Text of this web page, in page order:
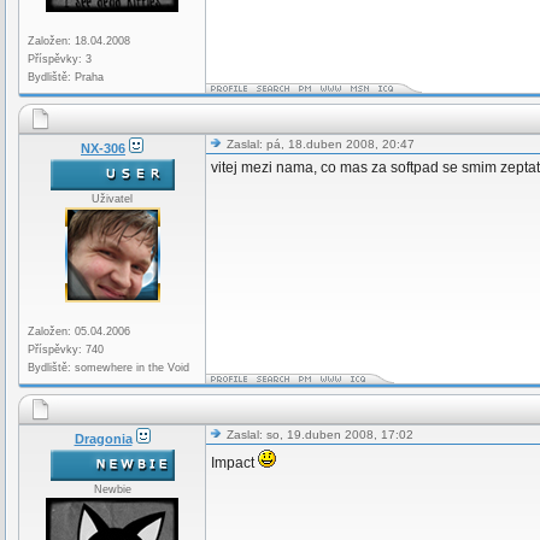
Založen: 18.04.2008
Příspěvky: 3
Bydliště: Praha
NX-306
Uživatel
Založen: 05.04.2006
Příspěvky: 740
Bydliště: somewhere in the Void
Zaslal: pá, 18.duben 2008, 20:47
vitej mezi nama, co mas za softpad se smim
Dragonia
Newbie
Zaslal: so, 19.duben 2008, 17:02
Impact